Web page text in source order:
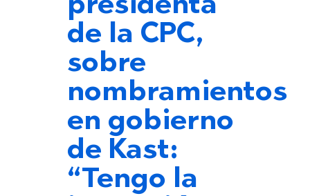
presidenta
de la CPC,
sobre
nombramientos
en gobierno
de Kast:
“Tengo la